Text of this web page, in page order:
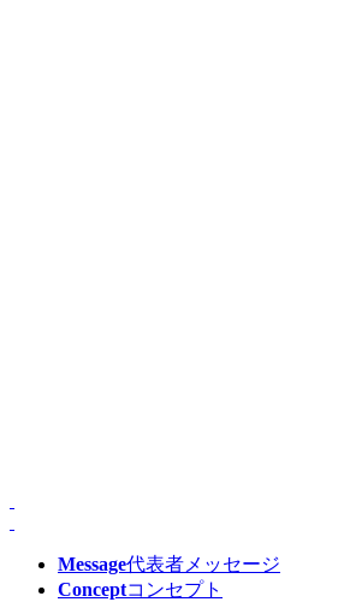
Message代表者メッセージ
Conceptコンセプト